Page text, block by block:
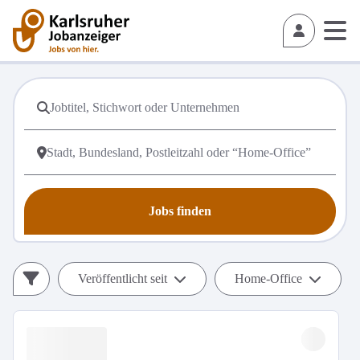
Jobs finden
Veröffentlicht seit Home-Office